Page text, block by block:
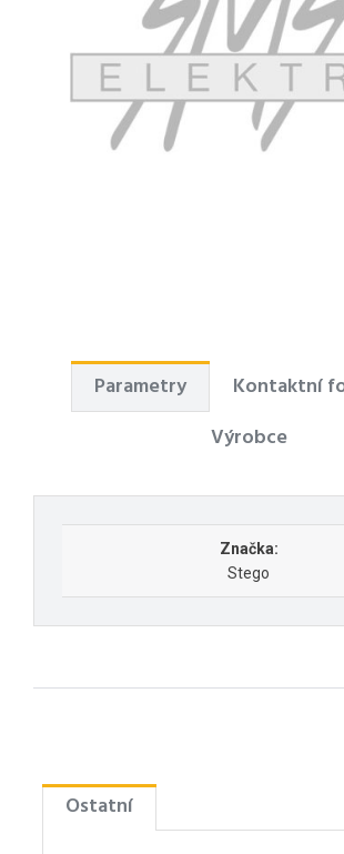
Parametry
Kontaktní
Výrobce
Značka:
Stego
Ostatní